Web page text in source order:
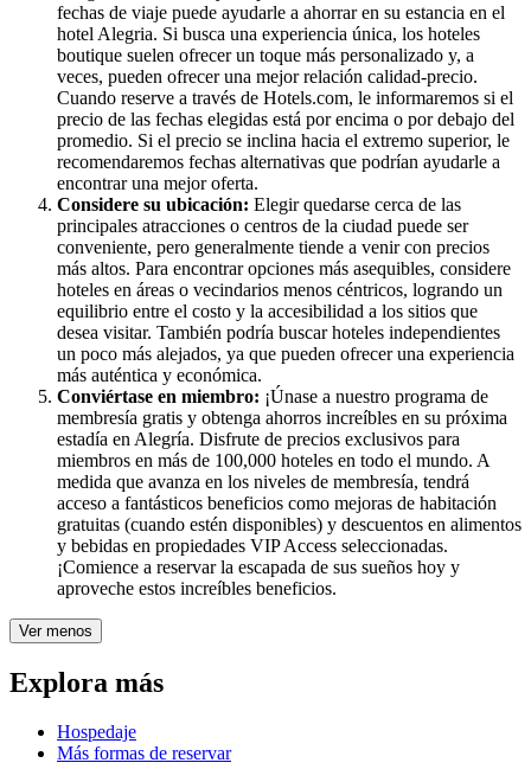
fechas de viaje puede ayudarle a ahorrar en su estancia en el
hotel Alegria. Si busca una experiencia única, los hoteles
boutique suelen ofrecer un toque más personalizado y, a
veces, pueden ofrecer una mejor relación calidad-precio.
Cuando reserve a través de Hotels.com, le informaremos si el
precio de las fechas elegidas está por encima o por debajo del
promedio. Si el precio se inclina hacia el extremo superior, le
recomendaremos fechas alternativas que podrían ayudarle a
encontrar una mejor oferta.
Considere su ubicación: Elegir quedarse cerca de las
principales atracciones o centros de la ciudad puede ser
conveniente, pero generalmente tiende a venir con precios
más altos. Para encontrar opciones más asequibles, considere
hoteles en áreas o vecindarios menos céntricos, logrando un
equilibrio entre el costo y la accesibilidad a los sitios que
desea visitar. También podría buscar hoteles independientes
un poco más alejados, ya que pueden ofrecer una experiencia
más auténtica y económica.
Conviértase en miembro: ¡Únase a nuestro programa de
membresía gratis y obtenga ahorros increíbles en su próxima
estadía en Alegría. Disfrute de precios exclusivos para
miembros en más de 100,000 hoteles en todo el mundo. A
medida que avanza en los niveles de membresía, tendrá
acceso a fantásticos beneficios como mejoras de habitación
gratuitas (cuando estén disponibles) y descuentos en alimentos
y bebidas en propiedades VIP Access seleccionadas.
¡Comience a reservar la escapada de sus sueños hoy y
aproveche estos increíbles beneficios.
Ver menos
Explora más
Hospedaje
Más formas de reservar